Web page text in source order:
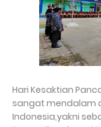
Hari Kesaktian
sangat mendalam
Indonesia,yakni